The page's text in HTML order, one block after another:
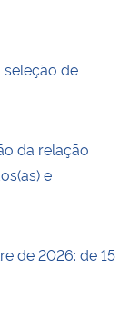
de
da relação
e
de 2026: de 15